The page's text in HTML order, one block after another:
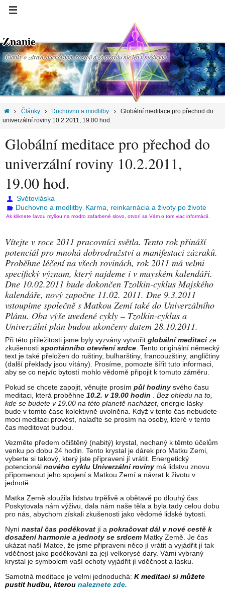
Znanie
Články o zdraví, duchovnom rozvoji a za pravdu nie len v medicíne.
Články Duchovno a modlitby
Globální meditace pro přechod do
univerzální roviny 10.2.2011, 19.00 hod.
Globální meditace pro přechod do
univerzální roviny 10.2.2011,
19.00 hod.
Světovláska
Duchovno a modlitby Karma, reinkarnácia a životy po živote
Ak kliknete ľavou myšou na modro zafarbené slovo, otvorí sa Vám o tom viac informácií.
Vítejte v roce 2011 pracovníci světla. Tento rok přináší
potenciál pro mnohá dobrodružství a manifestaci zázraků.
Proběhne léčení na všech rovinách, rok 2011 má velmi
specifický význam, který najdeme i v mayském kalendáři.
Dne 10.02.2011 bude dokončen Tzolkin-cyklus Majského
kalendáře, nový započne 11.02. 2011. Dne 9.3.2011
vstoupíme společně s Matkou Zemí také do Univerzálního
Plánu. Oba výše uvedené cykly – Tzolkin-cyklus a
Univerzální plán budou ukončeny datem 28.10.2011.
Při této příležitosti jsme byly vyzvány vytvořit globální meditaci ze
zkušenosti spontánního otevření srdce . Tento originální německý
text je také přeložen do ruštiny, bulharštiny, francouzštiny, angličtiny
(další překlady jsou vítány). Prosíme, pomozte šířit tuto informaci,
aby se co nejvíc bytostí mohlo vědomě připojit k tomuto záměru.
Pokud se chcete zapojit, věnujte prosím půl hodinysvého času
meditaci, která proběhne 10.2. v 19.00 hodin
Bez ohledu na to,
kde se budete v 19.00 na této planetě nacházet, energie lásky
bude v tomto čase kolektivně uvolněna. Když v tento čas nebudete
moci meditaci provést, nalaďte se prosím na osoby, které v tento
čas meditovat budou.
Vezměte předem očištěný (nabitý) krystal, nechaný k těmto účelům
venku po dobu 24 hodin. Tento krystal je dárek pro Matku Zemi,
vyberte si takový, který jste připraveni jí vrátit. Energetický
potencionál nového cyklu Univerzální rovinymá lidstvu znovu
připomenout jeho spojení s Matkou Zemí a návrat k životu v
jednotě.
Matka Země sloužila lidstvu trpělivě a obětavě po dlouhý čas.
Poskytovala nám výživu, dala nám naše těla a byla tady celou dobu
pro nás, abychom získali zkušenosti jako vědomé lidské bytosti.
Nyní nastal čas poděkovat jí a pokračovat dál v nové cestě k
dosažení harmonie a jednoty se srdcem Matky Země. Je čas
ukázat naší Matce, že jsme připraveni něco jí vrátit a vyjádřit jí tak
vděčnost jako poděkování za její velkorysé dary. Vámi vybraný
krystal je symbolem vaší ochoty vyjádřit jí vděčnost a lásku.
Samotná meditace je velmi jednoduchá: K meditaci si můžete
pustit hudbu, kterou naleznete zde.